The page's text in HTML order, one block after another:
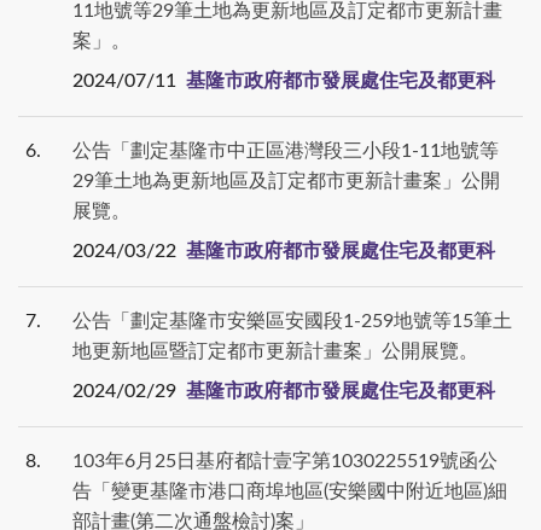
11地號等29筆土地為更新地區及訂定都市更新計畫
案」。
2024/07/11 基隆市政府都市發展處住宅及都更科
6
公告「劃定基隆市中正區港灣段三小段1-11地號等
29筆土地為更新地區及訂定都市更新計畫案」公開
展覽。
2024/03/22 基隆市政府都市發展處住宅及都更科
7
公告「劃定基隆市安樂區安國段1-259地號等15筆土
地更新地區暨訂定都市更新計畫案」公開展覽。
2024/02/29 基隆市政府都市發展處住宅及都更科
8
103年6月25日基府都計壹字第1030225519號函公
告「變更基隆市港口商埠地區(安樂國中附近地區)細
部計畫(第二次通盤檢討)案」